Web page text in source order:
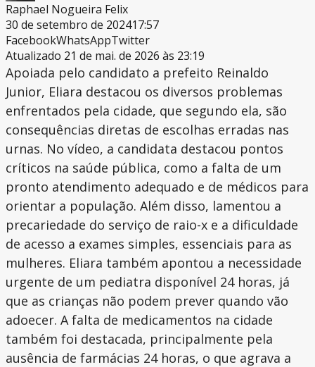
Raphael Nogueira Felix
30 de setembro de 202417:57
FacebookWhatsAppTwitter
Atualizado 21 de mai. de 2026 às 23:19
Apoiada pelo candidato a prefeito Reinaldo
Junior, Eliara destacou os diversos problemas
enfrentados pela cidade, que segundo ela, são
consequências diretas de escolhas erradas nas
urnas. No vídeo, a candidata destacou pontos
críticos na saúde pública, como a falta de um
pronto atendimento adequado e de médicos para
orientar a população. Além disso, lamentou a
precariedade do serviço de raio-x e a dificuldade
de acesso a exames simples, essenciais para as
mulheres. Eliara também apontou a necessidade
urgente de um pediatra disponível 24 horas, já
que as crianças não podem prever quando vão
adoecer. A falta de medicamentos na cidade
também foi destacada, principalmente pela
ausência de farmácias 24 horas, o que agrava a